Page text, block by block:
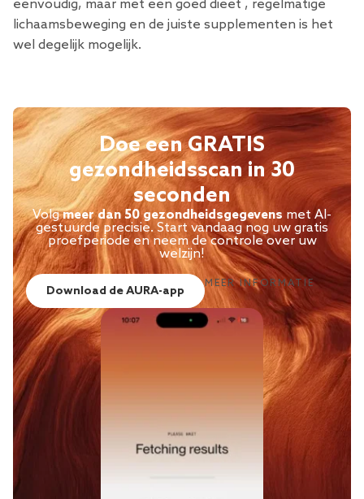
eenvoudig, maar met een goed dieet , regelmatige
lichaamsbeweging en de juiste supplementen is het
wel degelijk mogelijk.
Doe een GRATIS
gezondheidsscan in 30
seconden
Volgmeer dan 50 gezondheidsgegevens met AI-
gestuurde precisie. Start vandaag nog uw gratis
proefperiode en neem de controle over uw
welzijn!
Download de AURA-app
MEER INFORMATIE